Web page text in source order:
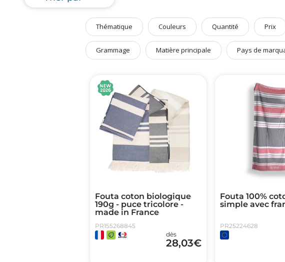
Sports, loisirs & jouets
Accessoires Auto & Vélo
PLV & Mobiliers Pub
Temps Forts de l'Année
Evénement Entreprise
Thématique Couleurs Quantité Prix
Grammage Matière principale Pays de
Fouta coton biologique
190g - puce tricolore -
made in France
PR155268845
dès
28,03€
Fouta 100%
simple avec
PR25224628